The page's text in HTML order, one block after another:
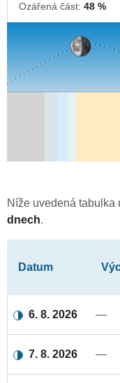
Ozářená část: 48 %
Níže uvedená tabulka
dnech.
Datum
6. 8. 2026 —
7. 8. 2026 —